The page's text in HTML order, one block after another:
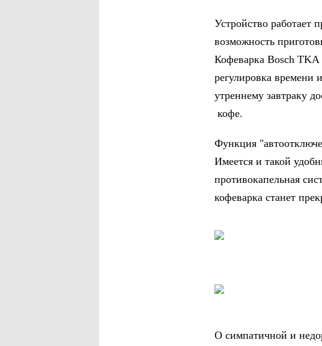
Устройство работает
возможность
Кофеварка Bosch
регулировка времени
утреннему завтраку
кофе.
Функция
Имеется и такой
противокапельная
кофеварка станет
О симпатичной и